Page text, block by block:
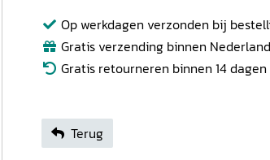
Op werkdagen verzonden bij
Gratis verzending binnen
Gratis retourneren binnen 14 dagen
Terug